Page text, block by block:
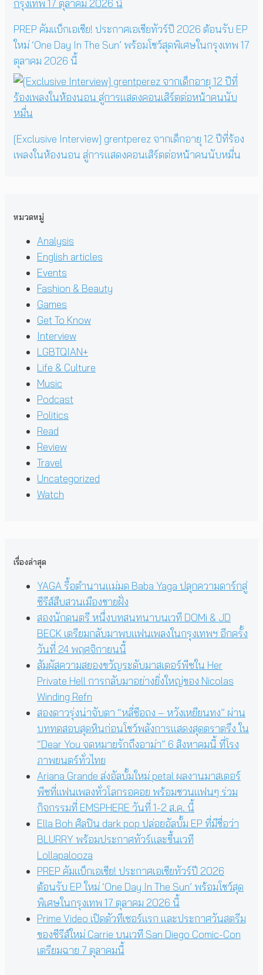
PREP คัมแบ็กเอเชีย! ประกาศเอเชียทัวร์ปี 2026 ต้อนรับ EP
ใหม่ ‘One Day In The Sun’ พร้อมโชว์สุดพิเศษในกรุงเทพ 17
ตุลาคม 2026 นี้
[Exclusive Interview] grentperez จากเด็กอายุ 12 ปีที่ร้อง
เพลงในห้องนอน สู่การแสดงคอนเสิร์ตต่อหน้าคนนับหมื่น
หมวดหมู่
Analysis
English articles
Events
Fashion & Beauty
Games
Get To Know
Interview
LGBTQIAN+
Life & Culture
Music
Podcast
Politics
Read
Review
Travel
Uncategorized
Watch
เรื่องล่าสุด
YAGA รื้อตำนานแม่มด Baba Yaga ปลุกความดาร์กสู่
ซีรีส์สืบสวนเมืองชายฝั่ง
สองนักดนตรี หนึ่งบทสนทนาบนเวที DOMi & JD
BECK เตรียมกลับมาพบแฟนเพลงในกรุงเทพฯ อีกครั้ง
วันที่ 24 พฤศจิกายนนี้
สัมผัสความสยองขวัญระดับมาสเตอร์พีซใน Her
Private Hell การกลับมาอย่างยิ่งใหญ่ของ Nicolas
Winding Refn
สองดาวรุ่งน่าจับตา “หลี่ซือถง – หวังเหยียนทง” ผ่าน
บททดสอบสุดหินก่อนโชว์พลังการแสดงสุดตราตรึง ใน
“Dear You จดหมายรักถึงอาม่า” 6 สิงหาคมนี้ ที่โรง
ภาพยนตร์ทั่วไทย
Ariana Grande ส่งอัลบั้มใหม่ petal ผลงานมาสเตอร์
พีซที่แฟนเพลงทั่วโลกรอคอย พร้อมชวนแฟนๆ ร่วม
กิจกรรมที่ EMSPHERE วันที่ 1-2 ส.ค. นี้
Ella Boh ศิลปิน dark pop ปล่อยอัลบั้ม EP ที่มีชื่อว่า
BLURRY พร้อมประกาศทัวร์และขึ้นเวที
Lollapalooza
PREP คัมแบ็กเอเชีย! ประกาศเอเชียทัวร์ปี 2026
ต้อนรับ EP ใหม่ ‘One Day In The Sun’ พร้อมโชว์สุด
พิเศษในกรุงเทพ 17 ตุลาคม 2026 นี้
Prime Video เปิดตัวทีเซอร์แรก และประกาศวันสตรีม
ของซีรีส์ใหม่ Carrie บนเวที San Diego Comic-Con
เตรียมฉาย 7 ตุลาคมนี้